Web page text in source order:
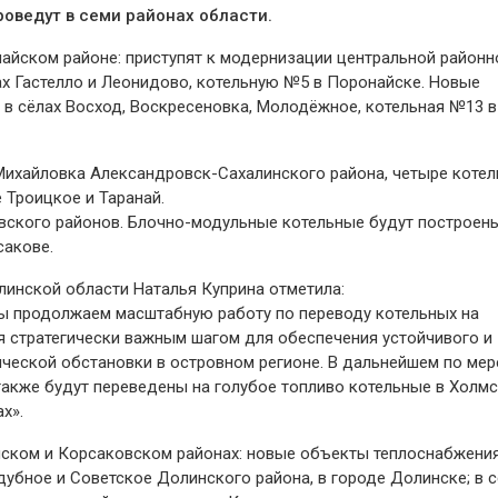
в семи районах области.
районе: приступят к модернизации центральной
Гастелло и Леонидово, котельную №5 в Поронайске. Новые
сёлах Восход, Воскресеновка, Молодёжное, котельная №13 в
Александровск-Сахалинского района, четыре
и Таранай.
районов. Блочно-модульные котельные будут
области Наталья Куприна отметила:
продолжаем масштабную работу по переводу котельных на
стратегически важным шагом для обеспечения устойчивого и
обстановки в островном регионе. В дальнейшем по
будут переведены на голубое топливо котельные в
и Корсаковском районах: новые объекты
и Советское Долинского района, в городе Долинске; в